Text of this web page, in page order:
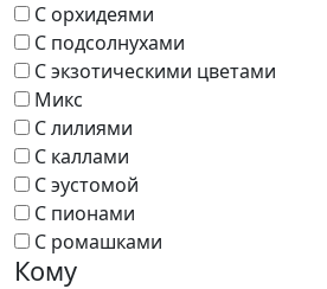
С орхидеями
С подсолнухами
С экзотическими цветами
Микс
С лилиями
С каллами
С эустомой
С пионами
С ромашками
Кому